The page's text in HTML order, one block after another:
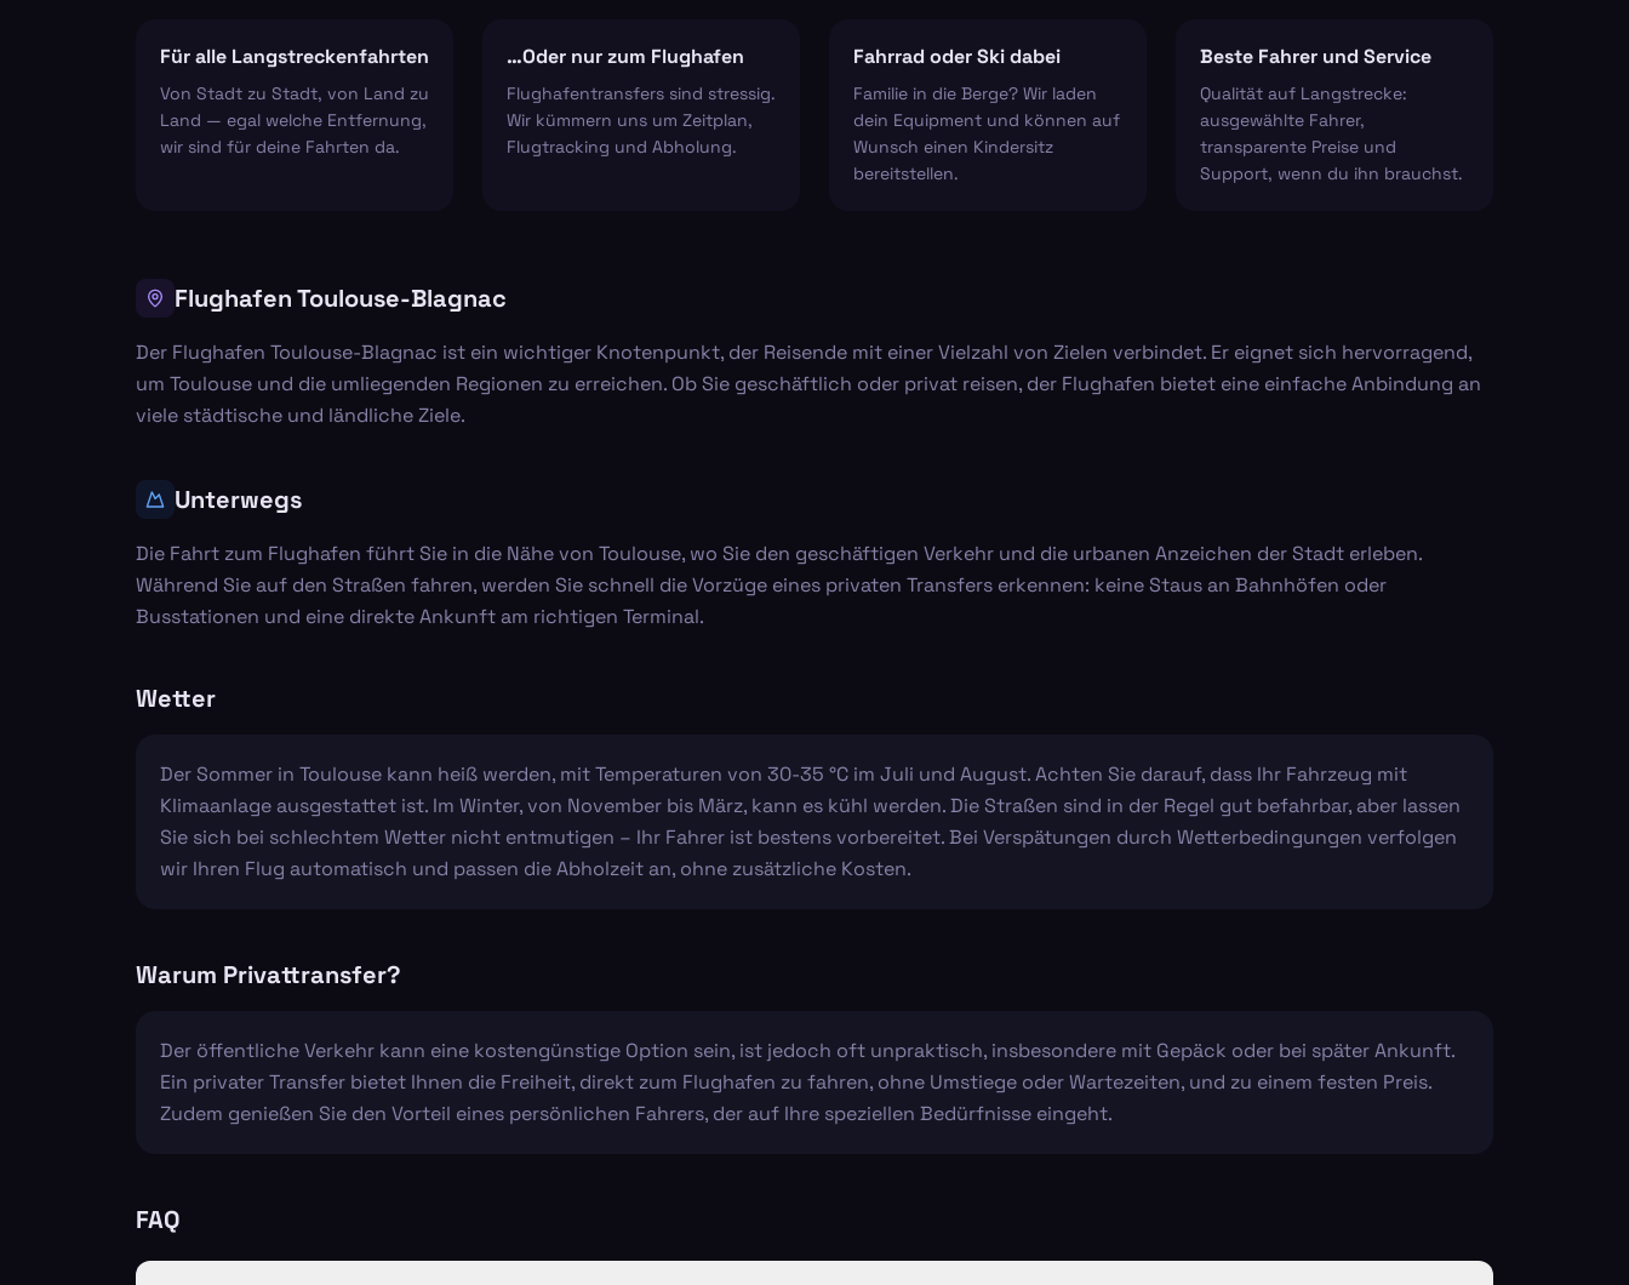
Für alle Langstreckenfahrten
Von Stadt zu Stadt, von Land zu
Land — egal welche Entfernung,
wir sind für deine Fahrten da.
…Oder nur zum Flughafen
Flughafentransfers sind stressig.
Wir kümmern uns um Zeitplan,
Flugtracking und Abholung.
Fahrrad oder Ski dabei
Familie in die Berge? Wir laden
dein Equipment und können auf
Wunsch einen Kindersitz
bereitstellen.
Beste Fahrer und Service
Qualität auf Langstrecke:
ausgewählte Fahrer,
transparente Preise und
Support, wenn du ihn brauchst.
Flughafen Toulouse-Blagnac
Der Flughafen Toulouse-Blagnac ist ein wichtiger Knotenpunkt, der Reisende mit einer Vielzahl von Zielen verbindet. Er eignet sich hervorragend,
um Toulouse und die umliegenden Regionen zu erreichen. Ob Sie geschäftlich oder privat reisen, der Flughafen bietet eine einfache Anbindung an
viele städtische und ländliche Ziele.
Unterwegs
Die Fahrt zum Flughafen führt Sie in die Nähe von Toulouse, wo Sie den geschäftigen Verkehr und die urbanen Anzeichen der Stadt erleben.
Während Sie auf den Straßen fahren, werden Sie schnell die Vorzüge eines privaten Transfers erkennen: keine Staus an Bahnhöfen oder
Busstationen und eine direkte Ankunft am richtigen Terminal.
Wetter
Der Sommer in Toulouse kann heiß werden, mit Temperaturen von 30-35 °C im Juli und August. Achten Sie darauf, dass Ihr Fahrzeug mit
Klimaanlage ausgestattet ist. Im Winter, von November bis März, kann es kühl werden. Die Straßen sind in der Regel gut befahrbar, aber lassen
Sie sich bei schlechtem Wetter nicht entmutigen – Ihr Fahrer ist bestens vorbereitet. Bei Verspätungen durch Wetterbedingungen verfolgen
wir Ihren Flug automatisch und passen die Abholzeit an, ohne zusätzliche Kosten.
Warum Privattransfer?
Der öffentliche Verkehr kann eine kostengünstige Option sein, ist jedoch oft unpraktisch, insbesondere mit Gepäck oder bei später Ankunft.
Ein privater Transfer bietet Ihnen die Freiheit, direkt zum Flughafen zu fahren, ohne Umstiege oder Wartezeiten, und zu einem festen Preis.
Zudem genießen Sie den Vorteil eines persönlichen Fahrers, der auf Ihre speziellen Bedürfnisse eingeht.
FAQ